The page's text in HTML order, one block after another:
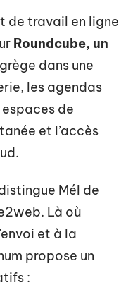
de travail en ligne
Roundcube, un
dans une
les agendas
de
et l’accès
Mél de
Là où
et à la
propose un
: